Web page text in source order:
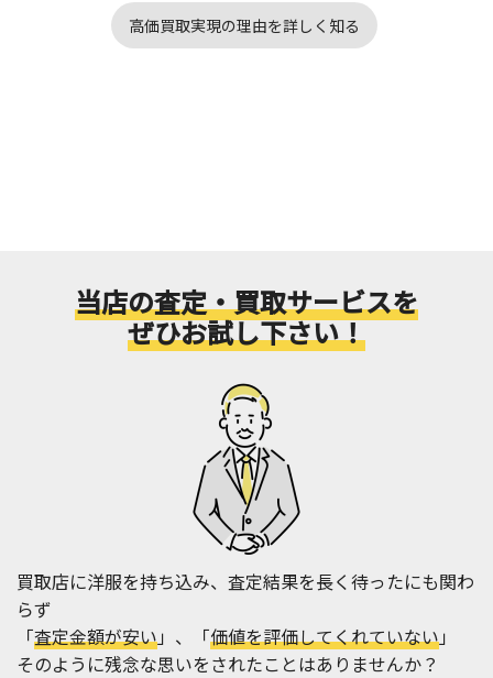
高価買取実現の理由を詳しく知る
当店の査定・買取サービスを
ぜひお試し下さい！
買取店に洋服を持ち込み、査定結果を長く待ったにも関わ
らず
「査定金額が安い」、「価値を評価してくれていない」
そのように残念な思いをされたことはありませんか？